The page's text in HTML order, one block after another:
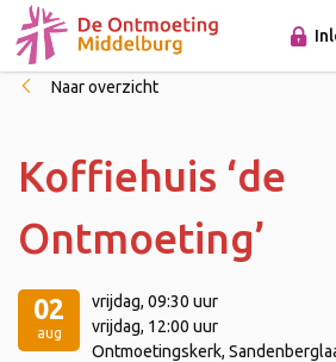
Naar overzicht
Koffiehuis ‘de
Ontmoeting’
02
aug
vrijdag, 09:30 uur
vrijdag, 12:00 uur
Ontmoetingskerk,